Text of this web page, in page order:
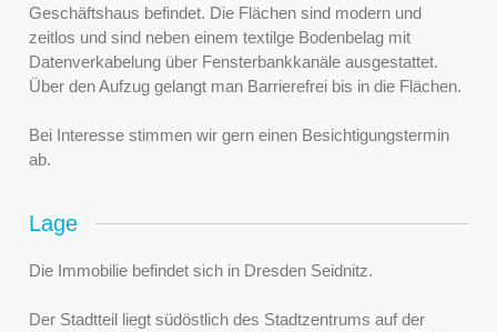
Geschäftshaus befindet. Die Flächen sind modern und
zeitlos und sind neben einem textilge Bodenbelag mit
Datenverkabelung über Fensterbankkanäle ausgestattet.
Über den Aufzug gelangt man Barrierefrei bis in die Flächen.
Bei Interesse stimmen wir gern einen Besichtigungstermin
ab.
Lage
Die Immobilie befindet sich in Dresden Seidnitz.
Der Stadtteil liegt südöstlich des Stadtzentrums auf der